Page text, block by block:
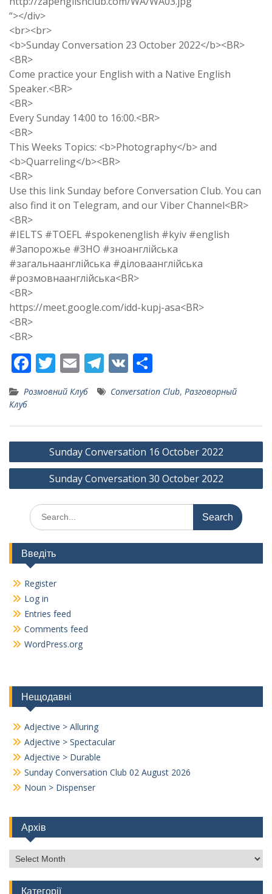
“></div>
<br><br>
<b>Sunday Conversation 23 October 2022</b><BR>
<BR>
Come practice your English with a Native English
Speaker.<BR>
<BR>
Every Sunday 14:00 to 16:00.<BR>
<BR>
This Weeks Topics: <b>Photography</b> and
<b>Quarreling</b><BR>
<BR>
Use this link Sunday before Conversation Club. You can
also find it on Telegram, and our Viber Channel<BR>
<BR>
#IELTS #TOEFL #spokenenglish #kyiv #english
#Запорожье #ЗНО #зноанглійська
#загальнаанглійська #діловаанглійська
#розмовнаанглійська<BR>
<BR>
https://meet.google.com/idd-kupj-asa<BR>
<BR>
<BR>
F
e
b
o
o
T
w
itt
er
E
m
ai
l
T
el
e
gr
a
m
V
h
ar
e
Розмовний Клуб Conversation Club, Разговорный
Клуб
Post
navigation
Sunday Conversation 16 October 2022
Sunday Conversation 30 October 2022
Search
for:
Введіть
Register
Log in
Entries feed
Comments feed
WordPress.org
Нещодавні
Adjective > Alluring
Adjective > Spectacular
Adjective > Durable
Sunday Conversation Club 02 August 2026
Noun > Dispenser
Архів
Архів
Категорії